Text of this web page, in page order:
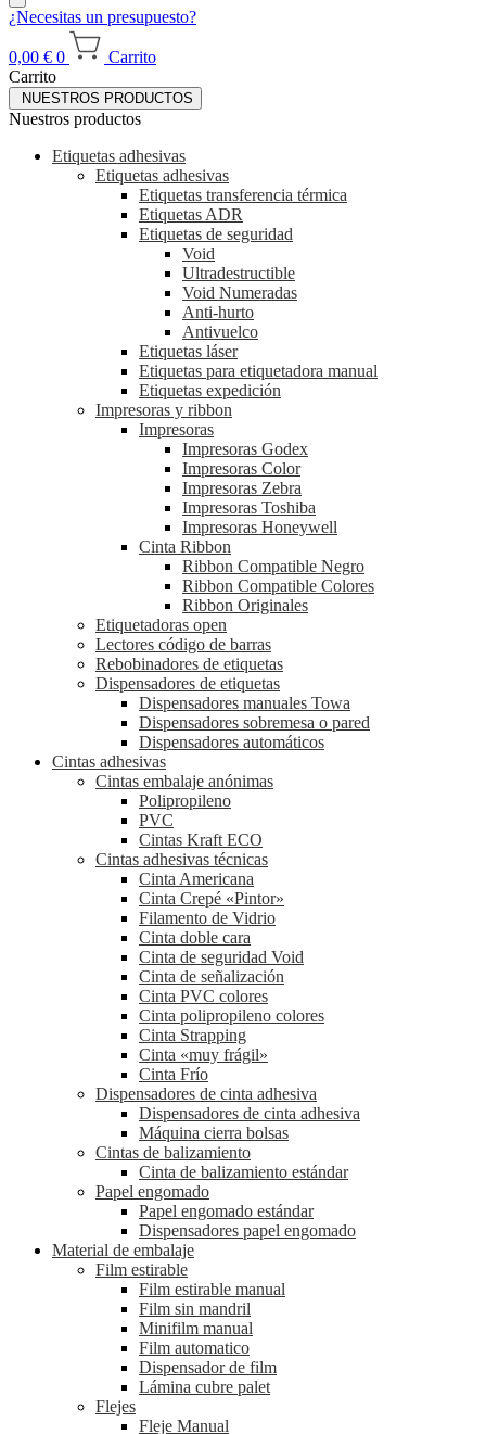
¿Necesitas un presupuesto?
0,00 € 0
Carrito
Carrito
NUESTROS PRODUCTOS
Nuestros productos
Etiquetas adhesivas
Etiquetas adhesivas
Etiquetas transferencia térmica
Etiquetas ADR
Etiquetas de seguridad
Void
Ultradestructible
Void Numeradas
Anti-hurto
Antivuelco
Etiquetas láser
Etiquetas para etiquetadora manual
Etiquetas expedición
Impresoras y ribbon
Impresoras
Impresoras Godex
Impresoras Color
Impresoras Zebra
Impresoras Toshiba
Impresoras Honeywell
Cinta Ribbon
Ribbon Compatible Negro
Ribbon Compatible Colores
Ribbon Originales
Etiquetadoras open
Lectores código de barras
Rebobinadores de etiquetas
Dispensadores de etiquetas
Dispensadores manuales Towa
Dispensadores sobremesa o pared
Dispensadores automáticos
Cintas adhesivas
Cintas embalaje anónimas
Polipropileno
PVC
Cintas Kraft ECO
Cintas adhesivas técnicas
Cinta Americana
Cinta Crepé «Pintor»
Filamento de Vidrio
Cinta doble cara
Cinta de seguridad Void
Cinta de señalización
Cinta PVC colores
Cinta polipropileno colores
Cinta Strapping
Cinta «muy frágil»
Cinta Frío
Dispensadores de cinta adhesiva
Dispensadores de cinta adhesiva
Máquina cierra bolsas
Cintas de balizamiento
Cinta de balizamiento estándar
Papel engomado
Papel engomado estándar
Dispensadores papel engomado
Material de embalaje
Film estirable
Film estirable manual
Film sin mandril
Minifilm manual
Film automatico
Dispensador de film
Lámina cubre palet
Flejes
Fleje Manual